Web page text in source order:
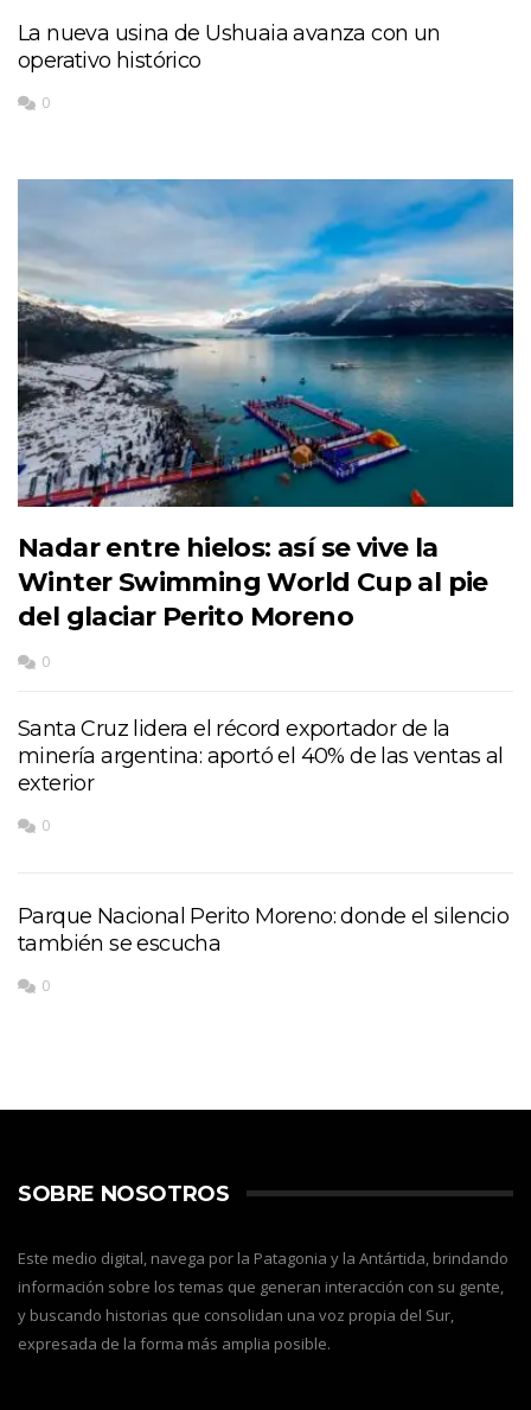
La nueva usina de Ushuaia avanza con un
operativo histórico
0
Nadar entre hielos: así se vive la
Winter Swimming World Cup al pie
del glaciar Perito Moreno
0
Santa Cruz lidera el récord exportador de la
minería argentina: aportó el 40% de las ventas al
exterior
0
Parque Nacional Perito Moreno: donde el silencio
también se escucha
0
SOBRE NOSOTROS
Este medio digital, navega por la Patagonia y la Antártida, brindando
información sobre los temas que generan interacción con su gente,
y buscando historias que consolidan una voz propia del Sur,
expresada de la forma más amplia posible.